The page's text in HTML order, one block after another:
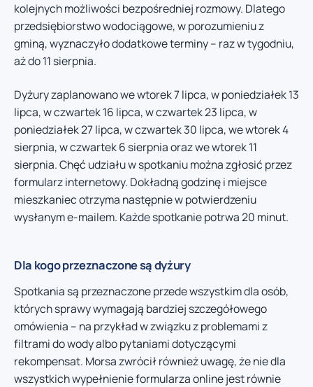
kolejnych możliwości bezpośredniej rozmowy. Dlatego
przedsiębiorstwo wodociągowe, w porozumieniu z
gminą, wyznaczyło dodatkowe terminy – raz w tygodniu,
aż do 11 sierpnia.
Dyżury zaplanowano we wtorek 7 lipca, w poniedziałek 13
lipca, w czwartek 16 lipca, w czwartek 23 lipca, w
poniedziałek 27 lipca, w czwartek 30 lipca, we wtorek 4
sierpnia, w czwartek 6 sierpnia oraz we wtorek 11
sierpnia. Chęć udziału w spotkaniu można zgłosić przez
formularz internetowy. Dokładną godzinę i miejsce
mieszkaniec otrzyma następnie w potwierdzeniu
wysłanym e-mailem. Każde spotkanie potrwa 20 minut.
Dla kogo przeznaczone są dyżury
Spotkania są przeznaczone przede wszystkim dla osób,
których sprawy wymagają bardziej szczegółowego
omówienia – na przykład w związku z problemami z
filtrami do wody albo pytaniami dotyczącymi
rekompensat. Morsa zwrócił również uwagę, że nie dla
wszystkich wypełnienie formularza online jest równie